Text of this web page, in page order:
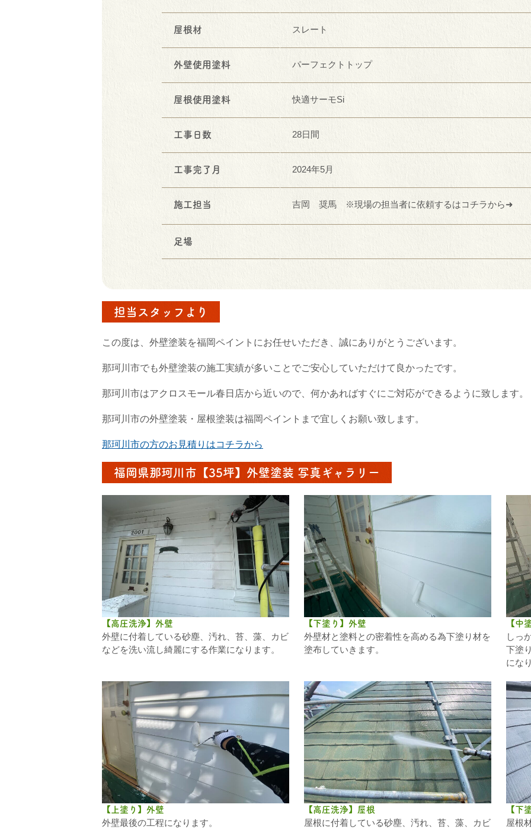
屋根材 スレート
外壁使用塗料 パーフェクトトップ
屋根使用塗料 快適サーモSi
工事日数 28日間
工事完了月 2024年5月
施工担当 吉岡 奨馬 ※現場の担当者に依頼するはコチラから➜
足場
担当スタッフより
この度は、外壁塗装を福岡ペイントにお任せいただき、誠にありがとうございます。
那珂川市でも外壁塗装の施工実績が多いことでご安心していただけて良かったです。
那珂川市はアクロスモール春日店から近いので、何かあればすぐにご対応ができるように致します。
那珂川市の外壁塗装・屋根塗装は福岡ペイントまで宜しくお願い致します。
那珂川市の方のお見積りはコチラから
福岡県那珂川市【35坪】外壁塗装 写真ギャラリー
【高圧洗浄】外壁
外壁に付着している砂塵、汚れ、苔、藻、カビ
などを洗い流し綺麗にする作業になります。
【下塗り】外壁
外壁材と塗料との密着性を高める為下塗り材を
塗布していきます。
【中
しっ
下塗
にな
【上塗り】外壁
外壁最後の工程になります。
【高圧洗浄】屋根
屋根に付着している砂塵、汚れ、苔、藻、カビ
【下
屋根